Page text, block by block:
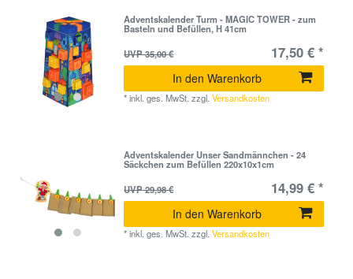
Adventskalender Turm - MAGIC TOWER - zum
Basteln und Befüllen, H 41cm
UVP 35,00 €
17,50 € *
In den Warenkorb
*inkl. ges. MwSt. zzgl.Versandkosten
Adventskalender Unser Sandmännchen - 24
Säckchen zum Befüllen 220x10x1cm
UVP 29,98 €
14,99 € *
In den Warenkorb
*inkl. ges. MwSt. zzgl.Versandkosten